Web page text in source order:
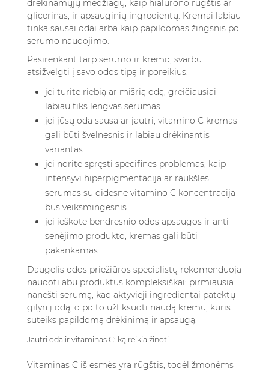
drėkinamųjų medžiagų, kaip hialurono rūgštis ar
glicerinas, ir apsauginių ingredientų. Kremai labiau
tinka sausai odai arba kaip papildomas žingsnis po
serumo naudojimo.
Pasirenkant tarp serumo ir kremo, svarbu
atsižvelgti į savo odos tipą ir poreikius:
jei turite riebią ar mišrią odą, greičiausiai
labiau tiks lengvas serumas
jei jūsų oda sausa ar jautri, vitamino C kremas
gali būti švelnesnis ir labiau drėkinantis
variantas
jei norite spręsti specifines problemas, kaip
intensyvi hiperpigmentacija ar raukšlės,
serumas su didesne vitamino C koncentracija
bus veiksmingesnis
jei ieškote bendresnio odos apsaugos ir anti-
senėjimo produkto, kremas gali būti
pakankamas
Daugelis odos priežiūros specialistų rekomenduoja
naudoti abu produktus kompleksiškai: pirmiausia
nanešti serumą, kad aktyvieji ingredientai patektų
gilyn į odą, o po to užfiksuoti naudą kremu, kuris
suteiks papildomą drėkinimą ir apsaugą.
Jautri oda ir vitaminas C: ką reikia žinoti
Vitaminas C iš esmės yra rūgštis, todėl žmonėms